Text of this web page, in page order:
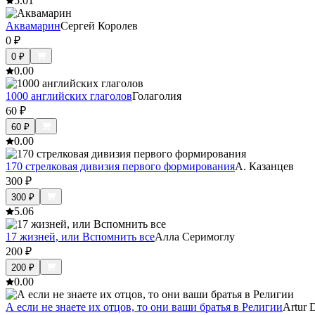
АквамаринСергей Королев
0 ₽
0 ₽
0.00
1000 английских глаголовГолаголия
60 ₽
60 ₽
0.00
170 стрелковая дивизия первого формированияА. Казанцев
300 ₽
300 ₽
5.06
17 жизней, или Вспомнить всеАлла Серимоглу
200 ₽
200 ₽
0.00
А если не знаете их отцов, то они ваши братья в РелигииArtur